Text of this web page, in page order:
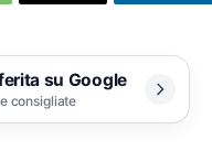
su Google
consigliate